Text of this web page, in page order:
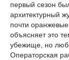
первый сезон
архитектурный
почти
объясняет это
убежище, но
Операторская